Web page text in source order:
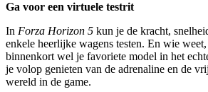
Ga voor een virtuele testrit
In Forza Horizon 5 kun je de kracht,
enkele heerlijke wagens testen. En wie
binnenkort wel je favoriete model in het
je volop genieten van de adrenaline en de
wereld in de game.